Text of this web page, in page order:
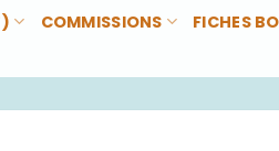
COMMISSIONS FICHES